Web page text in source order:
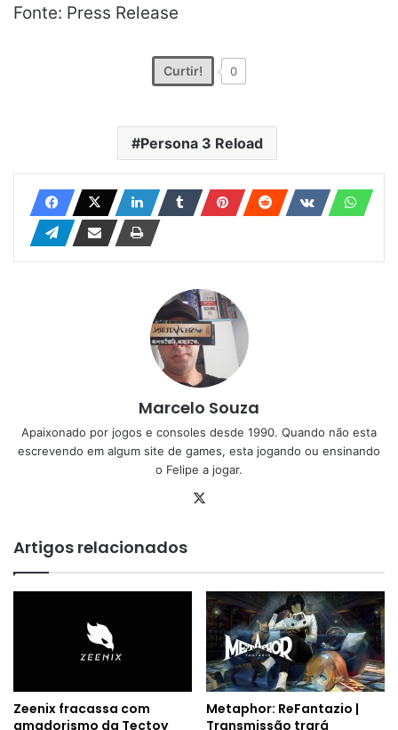
Fonte: Press Release
Curtir! 0
Persona 3 Reload
Marcelo Souza
Apaixonado por jogos e consoles desde 1990. Quando não esta
escrevendo em algum site de games, esta jogando ou ensinando
o Felipe a jogar.
Artigos relacionados
Zeenix fracassa com
amadorismo da Tectoy
Metaphor: ReFantazio |
Transmissão trará